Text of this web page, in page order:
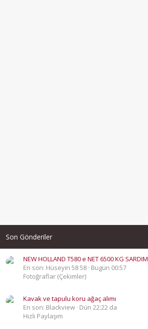
Son Gönderiler
NEW HOLLAND T580 e NET 6500 KG SARDIM
En son: Hüseyin 58 58 Bugün 00:57
Fotoğraflar (Çekimler)
Kavak ve tapulu koru ağaç alımı
En son: Blackview Dün 22:22 da
Hızlı Paylaşım